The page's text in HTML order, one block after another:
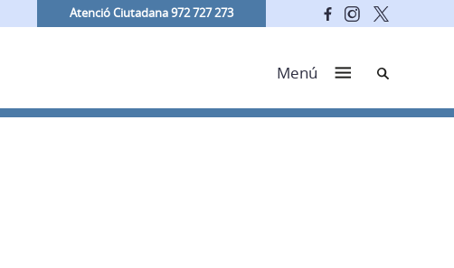
Atenció Ciutadana 972 727 273
Menú Cerca